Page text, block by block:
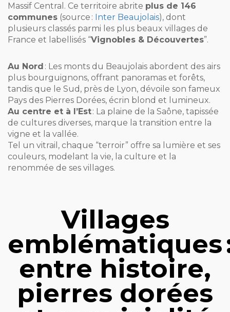
Massif Central. Ce territoire abrite plus de 146
communes (source : Inter Beaujolais), dont
plusieurs classés parmi les plus beaux villages de
France et labellisés “Vignobles & Découvertes”.
Au Nord : Les monts du Beaujolais abordent des airs
plus bourguignons, offrant panoramas et forêts,
tandis que le Sud, près de Lyon, dévoile son fameux
Pays des Pierres Dorées, écrin blond et lumineux.
Au centre et à l’Est: La plaine de la Saône, tapissée
de cultures diverses, marque la transition entre la
vigne et la vallée.
Tel un vitrail, chaque “terroir” offre sa lumière et ses
couleurs, modelant la vie, la culture et la
renommée de ses villages.
Villages
emblématiques
entre histoire,
pierres dorées